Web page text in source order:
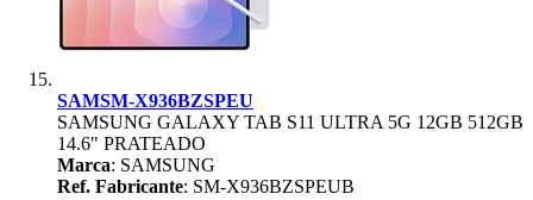
SAMSM-X936BZSPEU
SAMSUNG GALAXY TAB S11 ULTRA 5G 12GB 512GB
14.6" PRATEADO
Marca: SAMSUNG
Ref. Fabricante: SM-X936BZSPEUB